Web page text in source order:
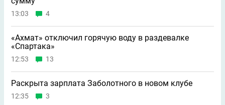
13:03 4
«Ахмат» отключил горячую воду в раздевалке
«Спартака»
12:53 13
Раскрыта зарплата Заболотного в новом клубе
12:35 3